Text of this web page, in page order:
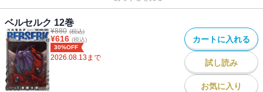
ベルセルク 12巻
¥880 (税込)
¥616 (税込)
30%OFF
2026.08.13まで
カートに入れる
試し読み
お気に入り